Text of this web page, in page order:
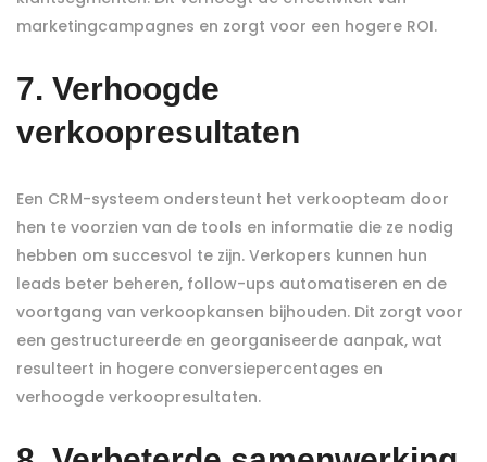
marketingcampagnes en zorgt voor een hogere ROI.
7. Verhoogde
verkoopresultaten
Een CRM-systeem ondersteunt het verkoopteam door
hen te voorzien van de tools en informatie die ze nodig
hebben om succesvol te zijn. Verkopers kunnen hun
leads beter beheren, follow-ups automatiseren en de
voortgang van verkoopkansen bijhouden. Dit zorgt voor
een gestructureerde en georganiseerde aanpak, wat
resulteert in hogere conversiepercentages en
verhoogde verkoopresultaten.